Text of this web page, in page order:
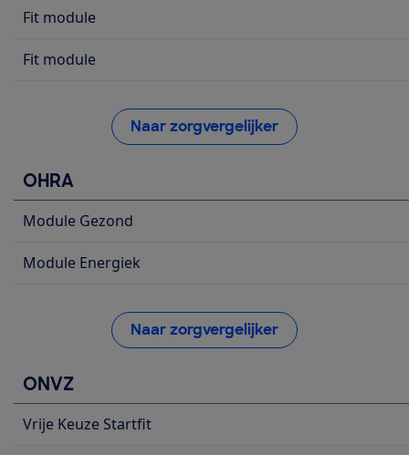
Fit module
Fit module
Naar zorgvergelijker
OHRA
Module Gezond
Module Energiek
Naar zorgvergelijker
ONVZ
Vrije Keuze Startfit